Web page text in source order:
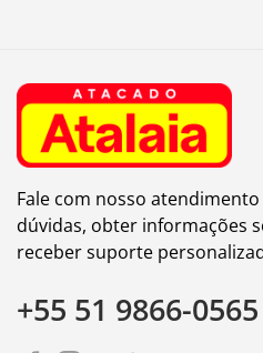
Fale com nosso
dúvidas, obter informações
receber suporte
+55 51 9866-0565